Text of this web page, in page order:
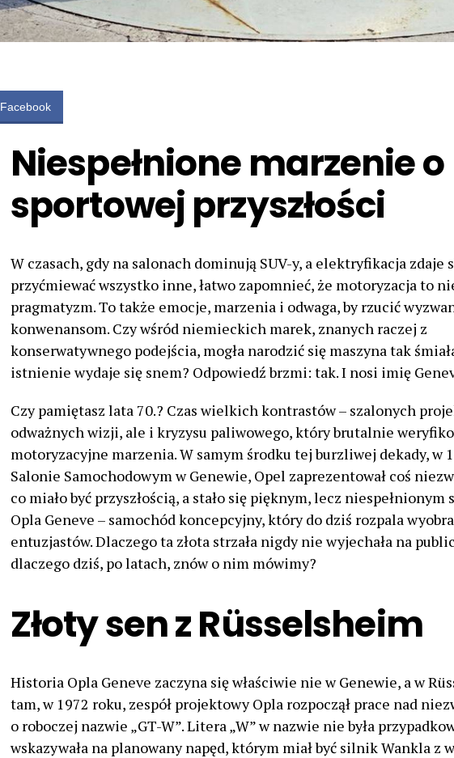
Facebook
Niespełnione marzenie o
sportowej przyszłości
W czasach, gdy na salonach dominują SUV-y, a elektryfikacja zdaje
przyćmiewać wszystko inne, łatwo zapomnieć, że motoryzacja to
pragmatyzm. To także emocje, marzenia i odwaga, by rzucić
konwenansom. Czy wśród niemieckich marek, znanych raczej z
konserwatywnego podejścia, mogła narodzić się maszyna tak
istnienie wydaje się snem? Odpowiedź brzmi: tak. I nosi imię
Czy pamiętasz lata 70.? Czas wielkich kontrastów – szalonych
odważnych wizji, ale i kryzysu paliwowego, który brutalnie
motoryzacyjne marzenia. W samym środku tej burzliwej dekady, w
Salonie Samochodowym w Genewie, Opel zaprezentował coś
co miało być przyszłością, a stało się pięknym, lecz niespełnionym
Opla Geneve – samochód koncepcyjny, który do dziś rozpala
entuzjastów. Dlaczego ta złota strzała nigdy nie wyjechała na
dlaczego dziś, po latach, znów o nim mówimy?
Złoty sen z Rüsselsheim
Historia Opla Geneve zaczyna się właściwie nie w Genewie, a w
tam, w 1972 roku, zespół projektowy Opla rozpoczął prace nad
o roboczej nazwie „GT-W”. Litera „W” w nazwie nie była
wskazywała na planowany napęd, którym miał być silnik Wankla z